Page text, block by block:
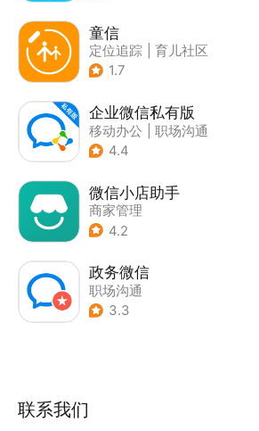
童信
定位追踪
育儿社区
1.7
企业微信私有版
移动办公
职场沟通
4.4
微信小店助手
商家管理
4.2
政务微信
职场沟通
3.3
联系我们